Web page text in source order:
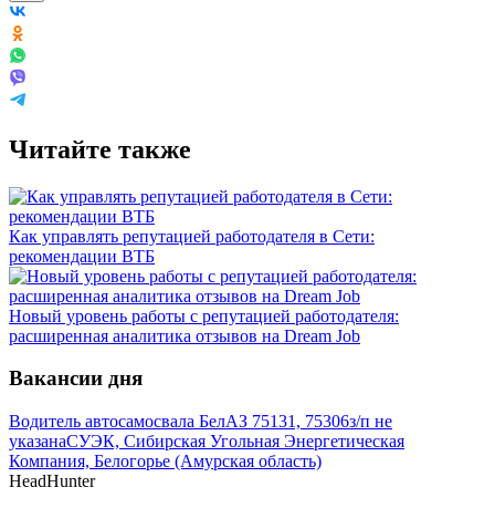
Читайте также
Как управлять репутацией работодателя в Сети:
рекомендации ВТБ
Новый уровень работы с репутацией работодателя:
расширенная аналитика отзывов на Dream Job
Вакансии дня
Водитель автосамосвала БелАЗ 75131, 75306з/п не
указанаСУЭК, Сибирская Угольная Энергетическая
Компания, Белогорье (Амурская область)
HeadHunter